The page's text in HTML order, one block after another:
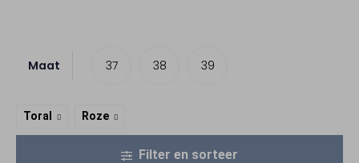
Maat 37 38 39
Toral Roze
Filter en sorteer